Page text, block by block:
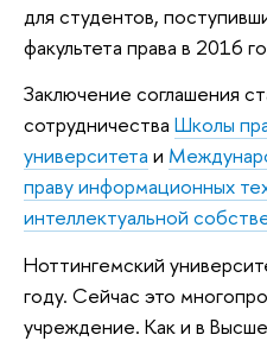
для студентов,
факультета права в 2016
Заключение соглашения
сотрудничества Школы
университета и
праву информационных
интеллектуальной
Ноттингемский
году. Сейчас это
учреждение. Как и в